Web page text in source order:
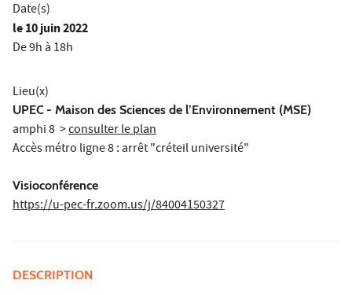
Date(s)
le10 juin 2022
De 9h à 18h
Lieu(x)
UPEC- Maison des Sciences de l’Environnement (MSE)
amphi 8 >consulter le plan
Accès métro ligne 8 : arrêt "créteil université"
Visioconférence
https://u-pec-fr.zoom.us/j/84004150327
DESCRIPTION